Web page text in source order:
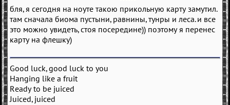
бля, я сегодня на ноуте такою прикольную карту замутил.
там сначала биома пустыни, равнины, тунры и леса. и все
это можно увидеть, стоя посередине)) поэтому я перенес
карту на флешку)
Good luck, good luck to you
Hanging like a fruit
Ready to be juiced
Juiced, juiced